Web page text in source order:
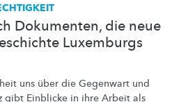
Dokumenten, die neue
Luxemburgs
uns über die Gegenwart und
gibt Einblicke in ihre Arbeit als